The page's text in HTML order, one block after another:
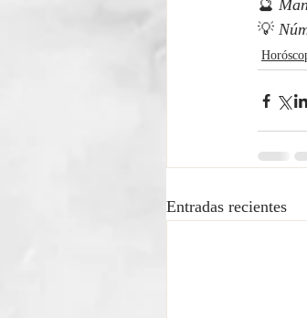
💡
Entradas recientes